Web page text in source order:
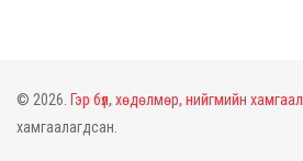
© 2026. Гэр бүл, хөдөлмөр, нийгмийн
хамгаалагдсан.